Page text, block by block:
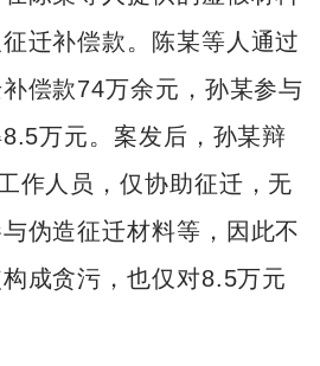
迁补偿款。陈某等人通过
偿款74万余元，孙某参与
万元。案发后，孙某辩
作人员，仅协助征迁，无
伪造征迁材料等，因此不
成贪污，也仅对8.5万元